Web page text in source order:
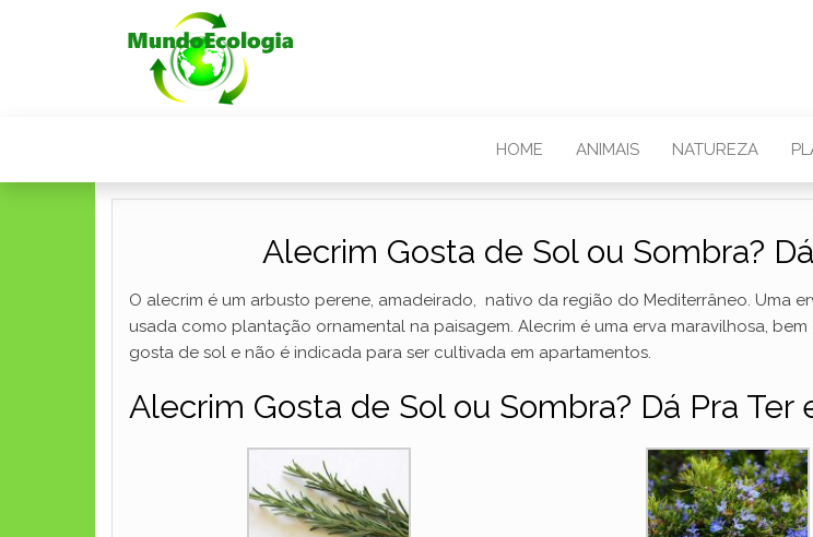
HOME ANIMAIS NATUREZA
Alecrim Gosta de Sol ou Sombra?
O alecrim é um arbusto perene, amadeirado, nativo da região do Mediterrâneo. Uma
usada como plantação ornamental na paisagem. Alecrim é uma erva maravilhosa,
gosta de sol e não é indicada para ser cultivada em apartamentos.
Alecrim Gosta de Sol ou Sombra? Dá Pra